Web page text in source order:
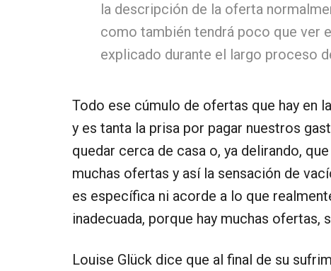
la descripción de la oferta
como también tendrá poco que ver
explicado durante el largo proceso
Todo ese cúmulo de ofertas que hay en
y es tanta la prisa por pagar nuestros
quedar cerca de casa o, ya delirando,
muchas ofertas y así la sensación de
es específica ni acorde a lo que
inadecuada, porque hay muchas ofertas,
Louise Glück dice que al final de su